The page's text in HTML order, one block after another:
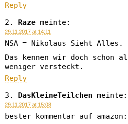
Reply
Raze meinte:
29.11.2017 at 14:11
NSA = Nikolaus Sieht Alles.
Das kennen wir doch schon
weniger versteckt.
Reply
DasKleineTeilchen meinte:
29.11.2017 at 15:08
bester kommentar auf amazon: